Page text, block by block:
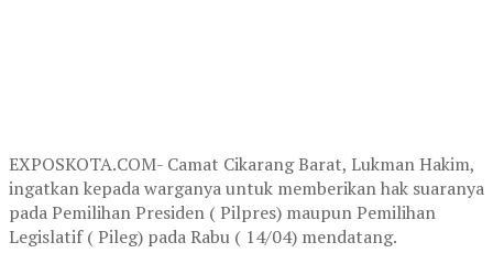
EXPOSKOTA.COM- Camat Cikarang Barat, Lukman Hakim,
ingatkan kepada warganya untuk memberikan hak suaranya
pada Pemilihan Presiden ( Pilpres) maupun Pemilihan
Legislatif ( Pileg) pada Rabu ( 14/04) mendatang.